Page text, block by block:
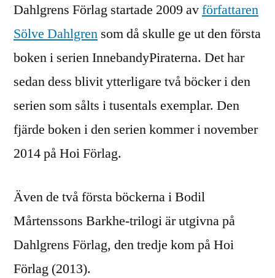
Dahlgrens Förlag startade 2009 avförfattaren
Sölve Dahlgren som då skulle ge ut den första
boken i serien InnebandyPiraterna. Det har
sedan dess blivit ytterligare två böcker i den
serien som sålts i tusentals exemplar. Den
fjärde boken i den serien kommer i november
2014 på Hoi Förlag.
Även de två första böckerna i Bodil
Mårtenssons Barkhe-trilogi är utgivna på
Dahlgrens Förlag, den tredje kom på Hoi
Förlag (2013).